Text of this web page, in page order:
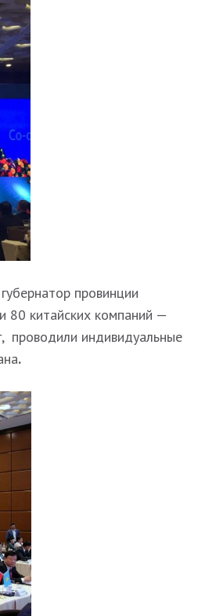
провинции
80 китайских компаний —
проводили индивидуальные
.